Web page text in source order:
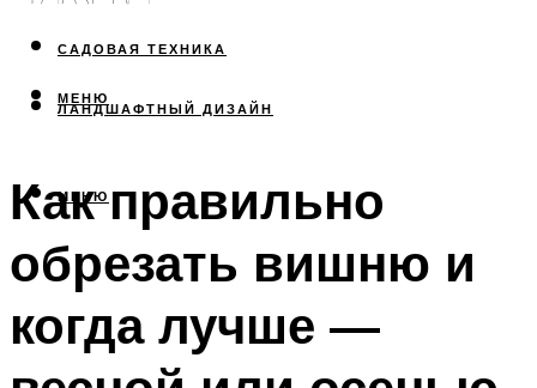
САДОВАЯ ТЕХНИКА
ЛАНДШАФТНЫЙ ДИЗАЙН
МЕНЮ
МЕНЮ
Как правильно
обрезать вишню и
когда лучше —